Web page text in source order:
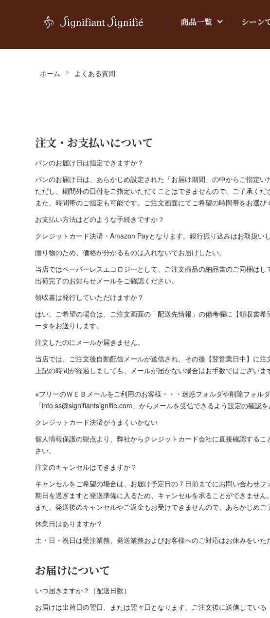
商品一覧 シーン
ホーム よくある質問
注文・お支払いについて
パンのお届け日は指定できますか？
パンのお届け日は、あらかじめ設定された「お届け期間」の中からご指定い
ただし、期間外の日付をご指定いただくことはできませんので、ご了承くだ
また、時間帯のご指定も可能です。ご注文画面にてご希望の時間帯をお選び
お支払い方法はどのような手続きですか？
クレジットカード決済・Amazon Payとなります。銀行振り込みはお取扱い
贈り物のため、価格が分かるものは入れないでお届けしたい。
当店ではペーパーレスエコロジーとして、ご注文商品の納品書のご同梱は
出荷完了のお知らせメールをご確認ください。
領収書は発行していただけますか？
はい。ご希望の場合は、ご注文画面の「配送先情報」の備考欄に【領収書
ータをお送りします。
注文したのにメールが届きません。
当店では、ご注文後自動配信メールが送信され、その後【翌営業日中】に
上記の時間が経過しましても、メールが届かない場合はお手数ではございま
※フリーのＷＥＢメールをご利用のお客様・・・迷惑フォルダや削除フォ
「info.ss@signifiantsignifie.com」からメールを受信できるよう設定の確認を
クレジットカード決済がうまくいかない
個人情報保護の観点より、弊社からクレジットカード会社に直接確認する
さい。
注文のキャンセルはできますか？
キャンセルをご希望の場合は、お届け予定日の７日前までにお問い合わせフ
期日を過ぎますと発送準備に入るため、キャンセルを承ることができません。
また、発送後のキャンセルやご返金もお受けできませんので、あらかじめご
休業日はありますか？
土・日・祝日は受注業務、発送業務およびお客様へのご対応はお休みをいた
お届けについて
いつ届きますか？（配送日数）
お届けは出荷日の翌日、または翌々日となります。ご注文後に送信してい